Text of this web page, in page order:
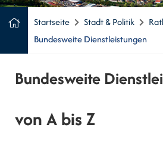
Startseite Stadt & Politik
Bundesweite Dienstleistungen
Bundesweite
von A bis Z